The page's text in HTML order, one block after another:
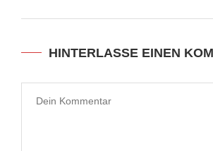
HINTERLASSE EINEN